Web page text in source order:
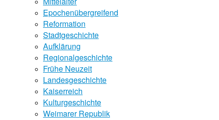
Epochenübergreifend
Reformation
Stadtgeschichte
Aufklärung
Regionalgeschichte
Frühe Neuzeit
Landesgeschichte
Kaiserreich
Kulturgeschichte
Weimarer Republik